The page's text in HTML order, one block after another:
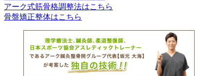
アーク式筋骨格調整法はこちら
骨盤矯正整体はこちら